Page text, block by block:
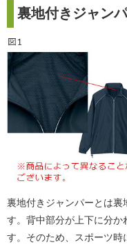
裏地付きジャン
裏地付きジャンパーとは
す。背中部分が上下に分か
す。そのため、スポーツ時